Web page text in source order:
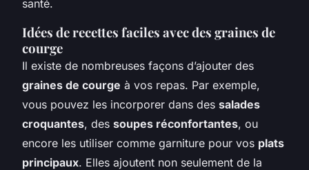
santé.
Idées de recettes faciles avec des graines de
courge
Il existe de nombreuses façons d’ajouter des
graines de courge à vos repas. Par exemple,
vous pouvez les incorporer dans des salades
croquantes, des soupes réconfortantes, ou
encore les utiliser comme garniture pour vos plats
principaux. Elles ajoutent non seulement de la